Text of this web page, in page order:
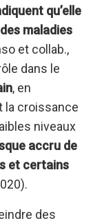
qu’elle
maladies
et collab.,
dans le
, en
la croissance
niveaux
accru de
et certains
des